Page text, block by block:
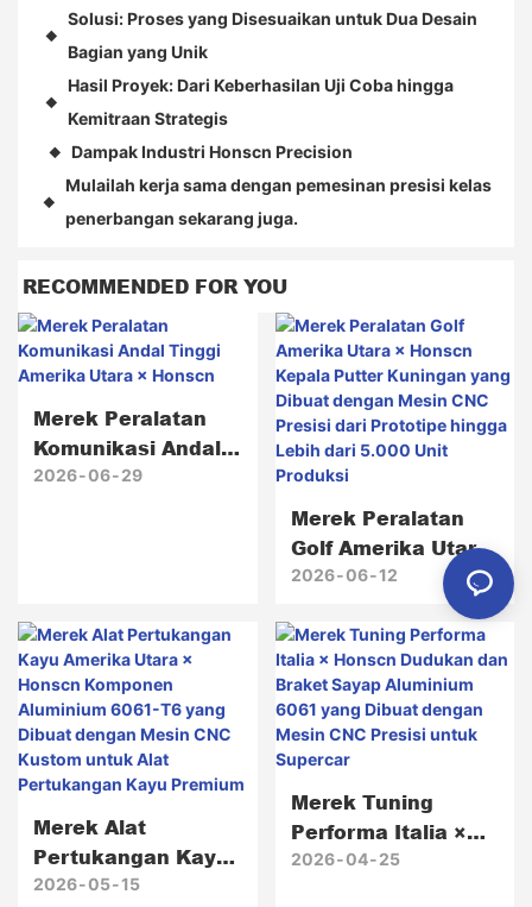
◆
Solusi: Proses yang Disesuaikan untuk Dua Desain
Bagian yang Unik
◆
Hasil Proyek: Dari Keberhasilan Uji Coba hingga
Kemitraan Strategis
◆ Dampak Industri Honscn Precision
◆
Mulailah kerja sama dengan pemesinan presisi kelas
penerbangan sekarang juga.
RECOMMENDED FOR YOU
Merek Peralatan
Komunikasi Andal
Tinggi Amerika
2026 06 29
Merek Peralatan
Golf Amerika Utara
× Honscn Kepala
Putter Kuningan
Yang Dibuat
Dengan Mesin CNC
Presisi Dari
Prototipe Hingga
Lebih Dari 5.000
2026 06 12
Merek Alat
Pertukangan Kayu
Amerika Utara ×
2026 05 15
Merek Tuning
Performa Italia ×
Honscn Dudukan
2026 04 25